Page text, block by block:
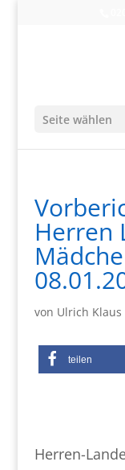
Seite wählen
Herren
von Ulrich Klaus
teilen
Herren-